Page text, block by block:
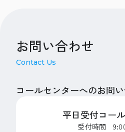
お問い合わせ
Contact Us
コールセンターへのお問
平日受付コー
受付時間